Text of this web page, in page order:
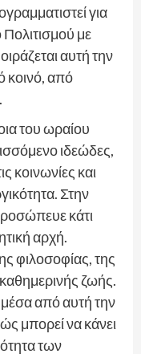
για
με
αυτή την
κοινό, από
του ωραίου
ιδεώδες,
κοινωνίες και
Στην
κάτι
αρχή.
φιλοσοφίας, της
ζωής.
από αυτή την
μπορεί να κάνει
των